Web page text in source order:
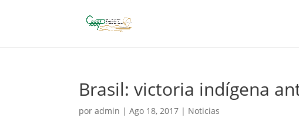
Brasil: victoria indígena
poradmin |Ago 18, 2017 | Noticias